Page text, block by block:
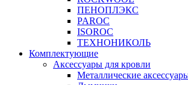
ПЕНОПЛЭКС
PAROC
ISOROC
ТЕХНОНИКОЛЬ
Комплектующие
Аксессуары для кровли
Металлические